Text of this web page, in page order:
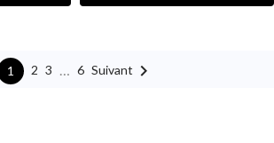
1 2 3 … 6 Suivant 